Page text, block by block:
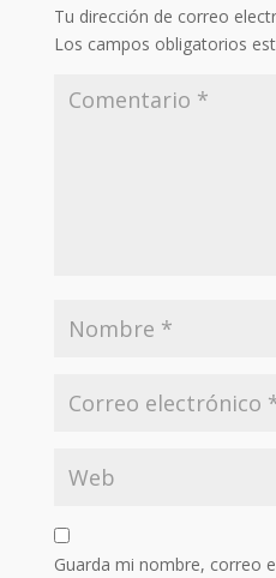
Tu dirección de correo
Los campos obligatorios
Guarda mi nombre, correo